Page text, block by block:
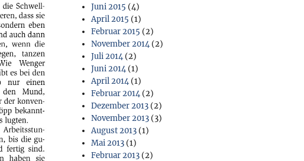
Juni 2015 (4)
April 2015 (1)
Februar 2015 (2)
November 2014 (2)
Juli 2014 (2)
Juni 2014 (1)
April 2014 (1)
Februar 2014 (2)
Dezember 2013 (2)
November 2013 (3)
August 2013 (1)
Mai 2013 (1)
Februar 2013 (2)